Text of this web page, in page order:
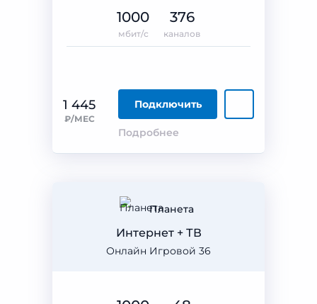
1 445
₽/МЕС
Подключить
Подробнее
1000
мбит/с
376
каналов
Планета
Онлайн Игровой 36
Интернет + ТВ